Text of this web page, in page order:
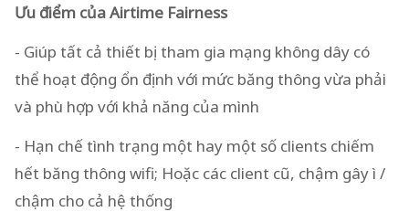
Ưu điểm của Airtime Fairness
- Giúp tất cả thiết bị tham gia mạng không dây có
thể hoạt động ổn định với mức băng thông vừa phải
và phù hợp với khả năng của mình
- Hạn chế tình trạng một hay một số clients chiếm
hết băng thông wifi; Hoặc các client cũ, chậm gây ì /
chậm cho cả hệ thống